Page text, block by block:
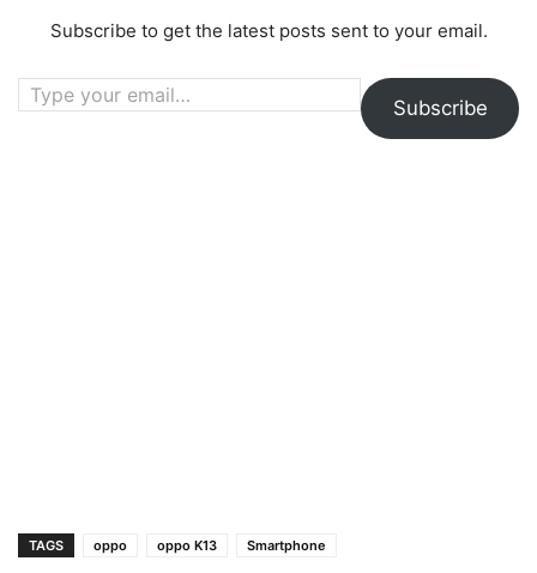
Subscribe to get the latest posts sent to your email.
Type your email…
Subscribe
TAGS oppo oppo K13 Smartphone